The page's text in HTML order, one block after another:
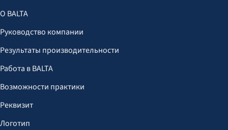
О BALTA
Руководство компании
Результаты производительности
Работа в BALTA
Возможности практики
Реквизит
Логотип